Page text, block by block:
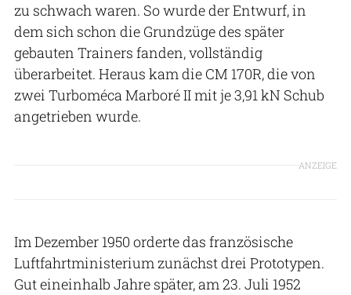
zu schwach waren. So wurde der Entwurf, in
dem sich schon die Grundzüge des später
gebauten Trainers fanden, vollständig
überarbeitet. Heraus kam die CM 170R, die von
zwei Turboméca Marboré II mit je 3,91 kN Schub
angetrieben wurde.
ANZEIGE
Im Dezember 1950 orderte das französische
Luftfahrtministerium zunächst drei Prototypen.
Gut eineinhalb Jahre später, am 23. Juli 1952